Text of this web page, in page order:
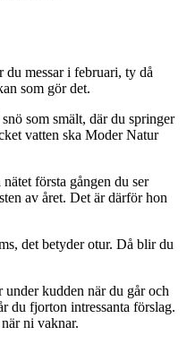
messar i februari, ty då
som gör det.
som smält, där du springer
vatten ska Moder Natur
första gången du ser
av året. Det är därför hon
det betyder otur. Då blir du
kudden när du går och
du fjorton intressanta förslag.
ni vaknar.